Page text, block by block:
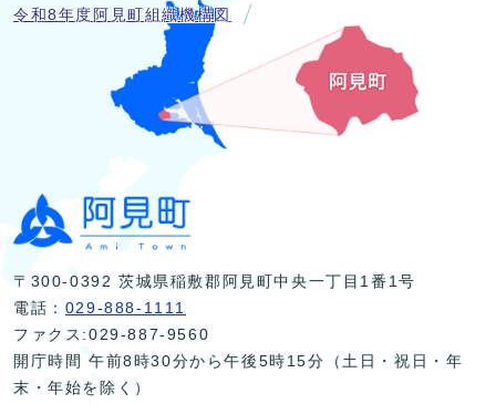
令和8年度阿見町組織機構図
〒300-0392 茨城県稲敷郡阿見町中央一丁目1番1号
電話： 029-888-1111
ファクス:029-887-9560
開庁時間 午前8時30分から午後5時15分（土日・祝日・年
末・年始を除く）